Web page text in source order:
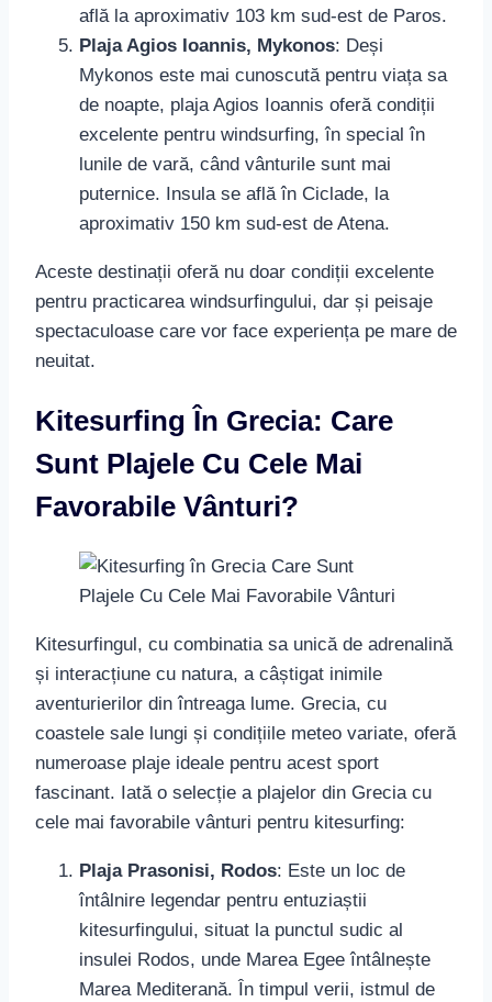
află la aproximativ 103 km sud-est de Paros.
Plaja Agios Ioannis, Mykonos: Deși
Mykonos este mai cunoscută pentru viața sa
de noapte, plaja Agios Ioannis oferă condiții
excelente pentru windsurfing, în special în
lunile de vară, când vânturile sunt mai
puternice. Insula se află în Ciclade, la
aproximativ 150 km sud-est de Atena.
Aceste destinații oferă nu doar condiții excelente
pentru practicarea windsurfingului, dar și peisaje
spectaculoase care vor face experiența pe mare de
neuitat.
Kitesurfing În Grecia: Care
Sunt Plajele Cu Cele Mai
Favorabile Vânturi?
Kitesurfingul, cu combinatia sa unică de adrenalină
și interacțiune cu natura, a câștigat inimile
aventurierilor din întreaga lume. Grecia, cu
coastele sale lungi și condițiile meteo variate, oferă
numeroase plaje ideale pentru acest sport
fascinant. Iată o selecție a plajelor din Grecia cu
cele mai favorabile vânturi pentru kitesurfing:
Plaja Prasonisi, Rodos: Este un loc de
întâlnire legendar pentru entuziaștii
kitesurfingului, situat la punctul sudic al
insulei Rodos, unde Marea Egee întâlnește
Marea Mediterană. În timpul verii, istmul de